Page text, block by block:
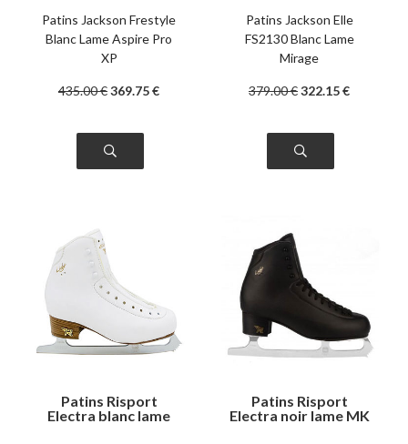
Patins Jackson Frestyle
Blanc Lame Aspire Pro
XP
435.00€369.75€
Patins Jackson Elle
FS2130 Blanc Lame
Mirage
379.00€322.15€
Patins Risport
Electra blanc lame
Patins Risport
Electra noir lame MK